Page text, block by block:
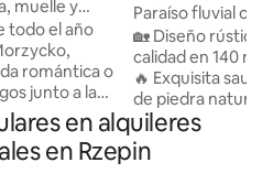
muelle y
todo el año
romántica o
junto a la
y
en todas
en una zona
Paraíso fluvial
Spreewald
🏡 Diseño
calidad en 140
🔥 Exquisita
de piedra natural
embarcaciones
tranquila, idílica y
Spreewalddorf ✨
en alquileres
en Rzepin